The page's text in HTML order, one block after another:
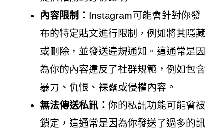
內容限制： Instagram可能會針對你發
布的特定貼文進行限制，例如將其隱藏
或刪除，並發送違規通知。這通常是因
為你的內容違反了社群規範，例如包含
暴力、仇恨、裸露或侵權內容。
無法傳送私訊： 你的私訊功能可能會被
鎖定，這通常是因為你發送了過多的訊